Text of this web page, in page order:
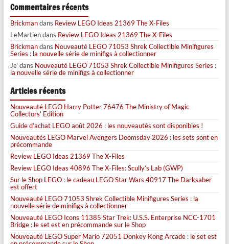
Commentaires récents
Brickmandans Review LEGO Ideas 21369 The X-Files
LeMartiendans Review LEGO Ideas 21369 The X-Files
Brickmandans Nouveauté LEGO 71053 Shrek Collectible Minifigures
Series : la nouvelle série de minifigs à collectionner
Je' dans Nouveauté LEGO 71053 Shrek Collectible Minifigures Series :
la nouvelle série de minifigs à collectionner
Articles récents
Nouveauté LEGO Harry Potter 76476 The Ministry of Magic
Collectors’ Edition
Guide d’achat LEGO août 2026 : les nouveautés sont disponibles !
Nouveautés LEGO Marvel Avengers Doomsday 2026 : les sets sont en
précommande
Review LEGO Ideas 21369 The X-Files
Review LEGO Ideas 40896 The X-Files: Scully’s Lab (GWP)
Sur le Shop LEGO : le cadeau LEGO Star Wars 40917 The Darksaber
est offert
Nouveauté LEGO 71053 Shrek Collectible Minifigures Series : la
nouvelle série de minifigs à collectionner
Nouveauté LEGO Icons 11385 Star Trek: U.S.S. Enterprise NCC-1701
Bridge : le set est en précommande sur le Shop
Nouveauté LEGO Super Mario 72051 Donkey Kong Arcade : le set est